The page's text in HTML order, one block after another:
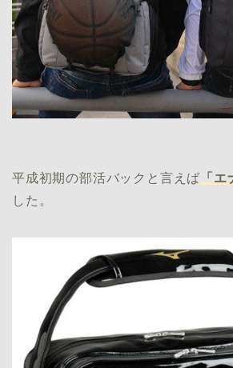
平成初期の部活バックと言えば 「
した。